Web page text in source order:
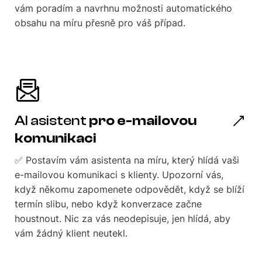
vám poradím a navrhnu možnosti automatického
obsahu na míru přesně pro váš případ.
AI asistent pro e-mailovou
komunikaci
✅ Postavím vám asistenta na míru, který hlídá vaši
e-mailovou komunikaci s klienty. Upozorní vás,
když někomu zapomenete odpovědět, když se blíží
termín slibu, nebo když konverzace začne
houstnout. Nic za vás neodepisuje, jen hlídá, aby
vám žádný klient neutekl.